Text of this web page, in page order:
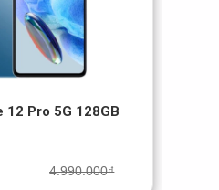
12 Pro 5G 128GB
4.990.000₫